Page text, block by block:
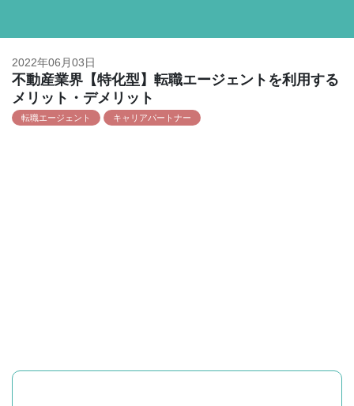
2022年06月03日
不動産業界【特化型】転職エージェントを利用する
メリット・デメリット
転職エージェント キャリアパートナー